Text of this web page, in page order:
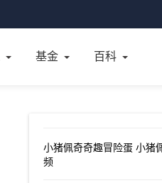
基金 百科
小猪佩奇奇趣冒险蛋 小猪
频